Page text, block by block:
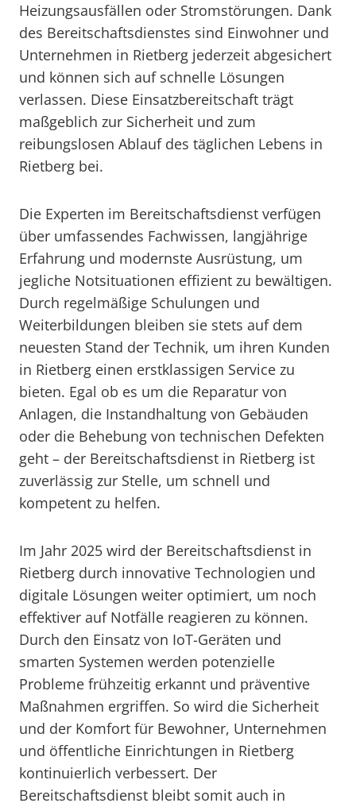
Heizungsausfällen oder Stromstörungen. Dank
des Bereitschaftsdienstes sind Einwohner und
Unternehmen in Rietberg jederzeit abgesichert
und können sich auf schnelle Lösungen
verlassen. Diese Einsatzbereitschaft trägt
maßgeblich zur Sicherheit und zum
reibungslosen Ablauf des täglichen Lebens in
Rietberg bei.
Die Experten im Bereitschaftsdienst verfügen
über umfassendes Fachwissen, langjährige
Erfahrung und modernste Ausrüstung, um
jegliche Notsituationen effizient zu bewältigen.
Durch regelmäßige Schulungen und
Weiterbildungen bleiben sie stets auf dem
neuesten Stand der Technik, um ihren Kunden
in Rietberg einen erstklassigen Service zu
bieten. Egal ob es um die Reparatur von
Anlagen, die Instandhaltung von Gebäuden
oder die Behebung von technischen Defekten
geht – der Bereitschaftsdienst in Rietberg ist
zuverlässig zur Stelle, um schnell und
kompetent zu helfen.
Im Jahr 2025 wird der Bereitschaftsdienst in
Rietberg durch innovative Technologien und
digitale Lösungen weiter optimiert, um noch
effektiver auf Notfälle reagieren zu können.
Durch den Einsatz von IoT-Geräten und
smarten Systemen werden potenzielle
Probleme frühzeitig erkannt und präventive
Maßnahmen ergriffen. So wird die Sicherheit
und der Komfort für Bewohner, Unternehmen
und öffentliche Einrichtungen in Rietberg
kontinuierlich verbessert. Der
Bereitschaftsdienst bleibt somit auch in